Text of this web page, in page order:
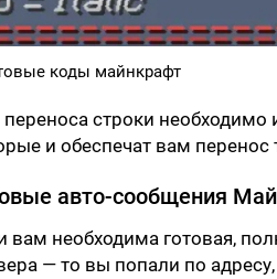
коды майнкрафт
строки необходимо
и обеспечат вам перенос
авто-сообщения
вам необходима готовая,
— то вы попали по